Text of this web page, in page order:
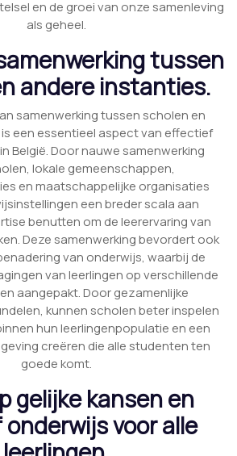
en de groei van onze samenleving
als geheel.
tussen
andere instanties.
samenwerking tussen scholen en
een essentieel aspect van effectief
België. Door nauwe samenwerking
lokale gemeenschappen,
en maatschappelijke organisaties
een breder scala aan
benutten om de leerervaring van
Deze samenwerking bevordert ook
van onderwijs, waarbij de
van leerlingen op verschillende
aangepakt. Door gezamenlijke
kunnen scholen beter inspelen
hun leerlingenpopulatie en een
creëren die alle studenten ten
goede komt.
gelijke kansen en
voor alle